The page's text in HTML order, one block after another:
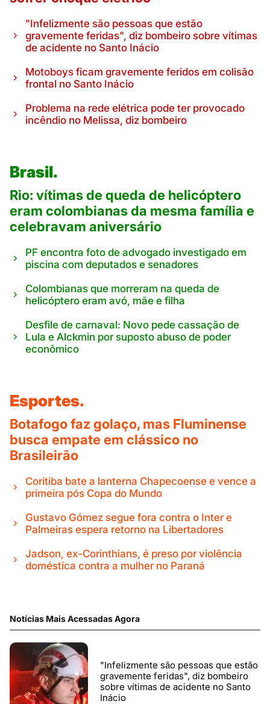
"Infelizmente são pessoas que estão
gravemente feridas", diz bombeiro sobre vítimas
de acidente no Santo Inácio
Motoboys ficam gravemente feridos em colisão
frontal no Santo Inácio
Problema na rede elétrica pode ter provocado
incêndio no Melissa, diz bombeiro
Brasil.
Rio: vítimas de queda de helicóptero
eram colombianas da mesma família e
celebravam aniversário
PF encontra foto de advogado investigado em
piscina com deputados e senadores
Colombianas que morreram na queda de
helicóptero eram avó, mãe e filha
Desfile de carnaval: Novo pede cassação de
Lula e Alckmin por suposto abuso de poder
econômico
Esportes.
Botafogo faz golaço, mas Fluminense
busca empate em clássico no
Brasileirão
Coritiba bate a lanterna Chapecoense e vence a
primeira pós Copa do Mundo
Gustavo Gómez segue fora contra o Inter e
Palmeiras espera retorno na Libertadores
Jadson, ex-Corinthians, é preso por violência
doméstica contra a mulher no Paraná
Notícias Mais Acessadas Agora
"Infelizmente são pessoas que estão
gravemente feridas", diz bombeiro
sobre vítimas de acidente no Santo
Inácio